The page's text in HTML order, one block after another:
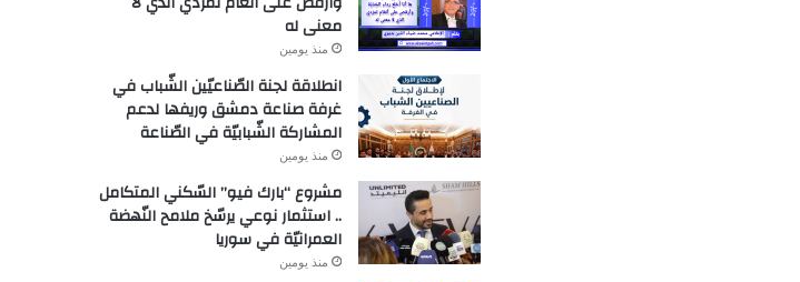
معنى له
منذ يومين
انطلاقة لجنة الصّناعيّين الشّباب في
غرفة صناعة دمشق وريفها لدعم
المشاركة الشّبابيّة في الصّناعة
منذ يومين
مشروع “بارك فيو” السّكني المتكامل
.. استثمار نوعي يرسّخ ملامح النّهضة
العمرانيّة في سوريا
منذ يومين